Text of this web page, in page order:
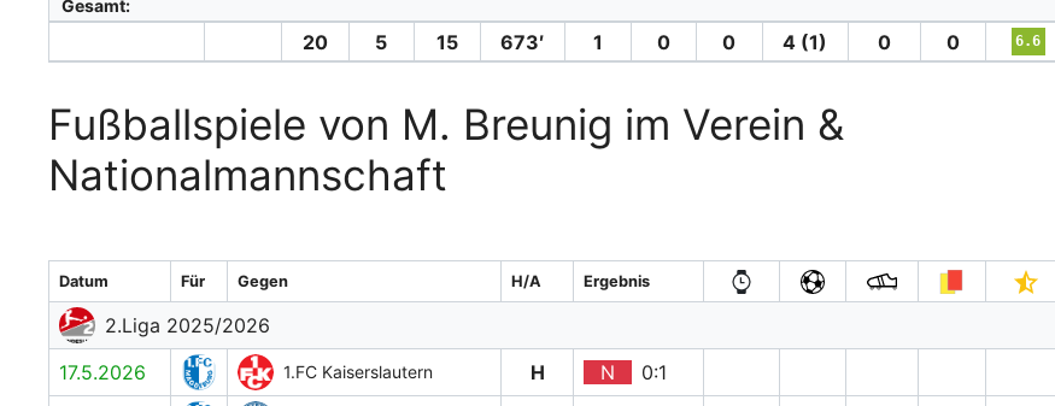
Gesamt:
20 5 15 673′ 1 0 0 4 (1) 0 0 6.6
Fußballspiele von M. Breunig im Verein &
Nationalmannschaft
Datum Für Gegen H/A Ergebnis
2.Liga 2025/2026
17.5.2026
1.FC Kaiserslautern H N
0:1